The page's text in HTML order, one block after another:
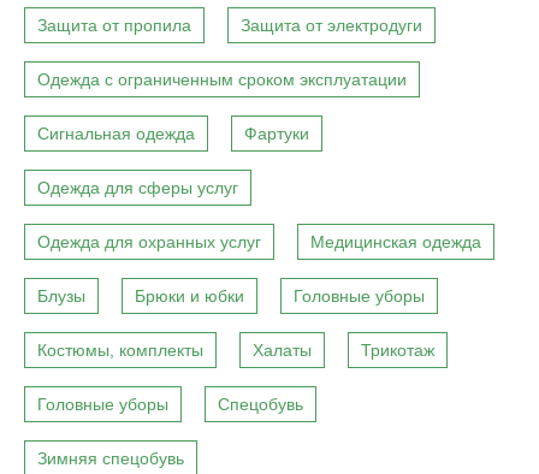
Защита от пропила Защита от электродуги
Одежда с ограниченным сроком эксплуатации
Сигнальная одежда Фартуки
Одежда для сферы услуг
Одежда для охранных услуг Медицинская одежда
Блузы Брюки и юбки Головные уборы
Костюмы, комплекты Халаты Трикотаж
Головные уборы Спецобувь
Зимняя спецобувь